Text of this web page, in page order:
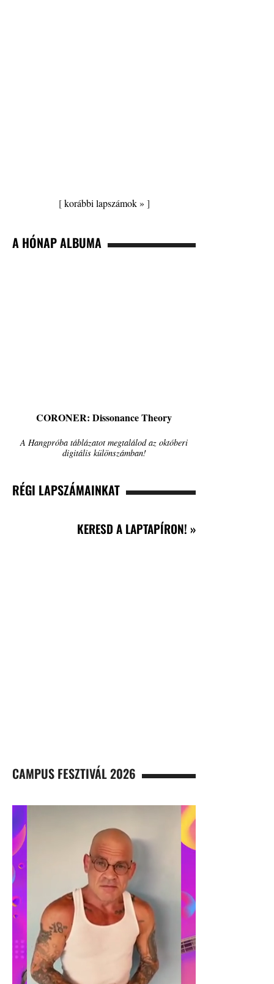
[korábbi lapszámok » ]
A HÓNAP ALBUMA
CORONER: Dissonance Theory
A Hangpróba táblázatot megtalálod az októberi
digitális különszámban!
RÉGI LAPSZÁMAINKAT
KERESD A LAPTAPÍRON! »
CAMPUS FESZTIVÁL 2026